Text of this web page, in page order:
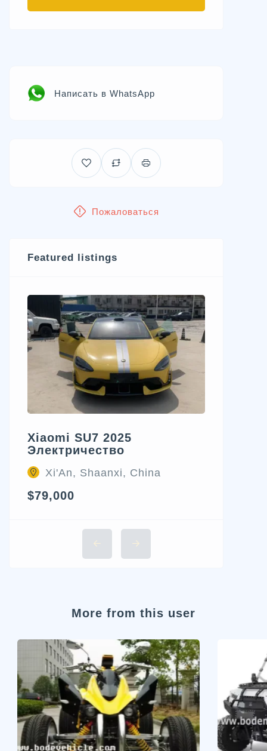
Написать в WhatsApp
Пожаловаться
Featured listings
Xiaomi SU7 2025
Электричество
Xi'An, Shaanxi, China
$79,000
More from this user